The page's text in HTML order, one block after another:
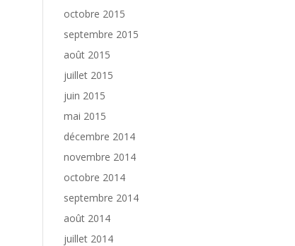
octobre 2015
septembre 2015
août 2015
juillet 2015
juin 2015
mai 2015
décembre 2014
novembre 2014
octobre 2014
septembre 2014
août 2014
juillet 2014